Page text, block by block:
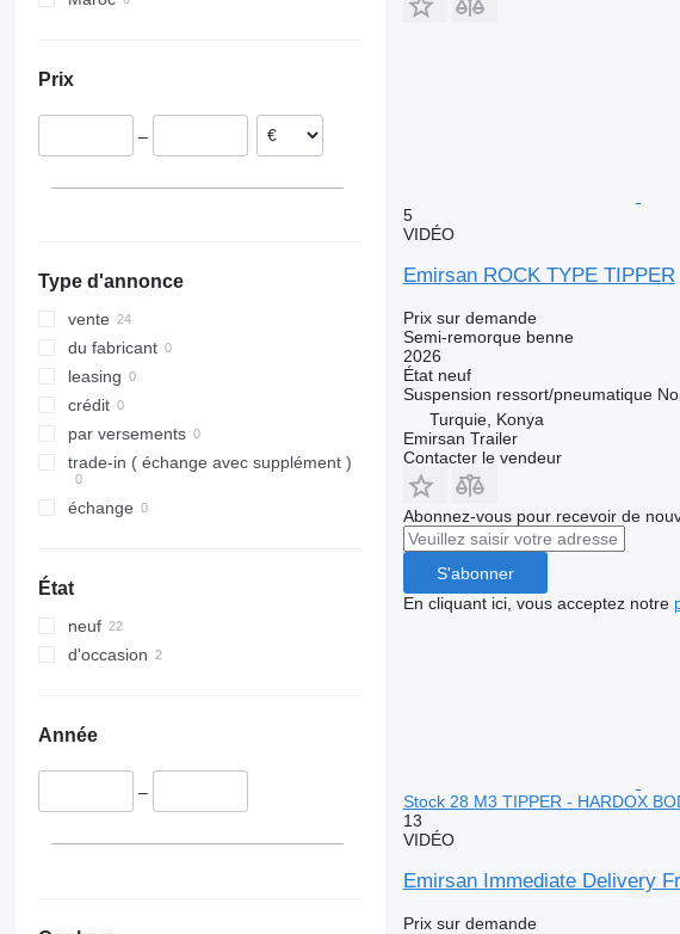
Prix
–
Type d'annonce
vente
du fabricant
leasing
crédit
par versements
trade-in ( échange avec supplément )
échange
État
neuf
d'occasion
Année
–
5
VIDÉO
Emirsan ROCK TYPE TIPPER
Prix sur demande
Semi-remorque benne
2026
Étatneuf
Suspension ressort/pneumatique
Turquie, Konya
Emirsan Trailer
Contacter le vendeur
Abonnez-vous pour recevoir de
S'abonner
En cliquant ici, vous acceptez notre
Stock 28 M3 TIPPER - HARDOX
13
VIDÉO
Emirsan Immediate Delivery
Prix sur demande